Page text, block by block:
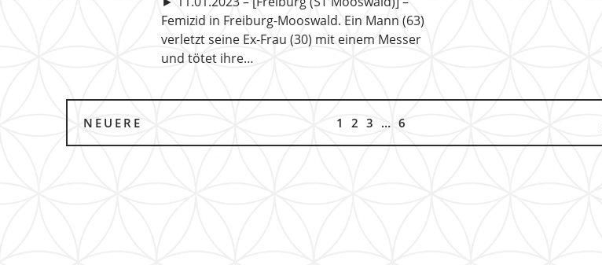
Femizid in Freiburg-Mooswald. Ein Mann (63)
verletzt seine Ex-Frau (30) mit einem Messer
und tötet ihre…
NEUERE 1 2 3 … 6